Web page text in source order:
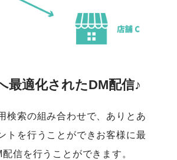
最適化されたDM配信♪
検索の組み合わせで、ありとあ
トを行うことができお客様に最
信を行うことができます。